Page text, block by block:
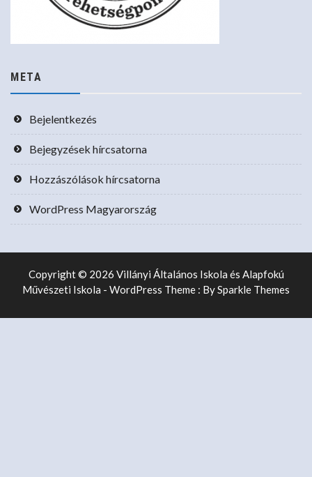
META
Bejelentkezés
Bejegyzések hírcsatorna
Hozzászólások hírcsatorna
WordPress Magyarország
Copyright © 2026 Villányi Általános Iskola és Alapfokú
Művészeti Iskola - WordPress Theme : BySparkle Themes